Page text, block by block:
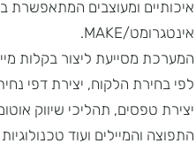
איכותיים ומעוצבים המתאפשרת
אינטגרומט/MAKE.
המערכת מסייעת ליצור בקלות
לפי בחירת הלקוח, יצירת דפי
יצירת טפסים, תהליכי שיווק
התפוצה והמיילים ועוד